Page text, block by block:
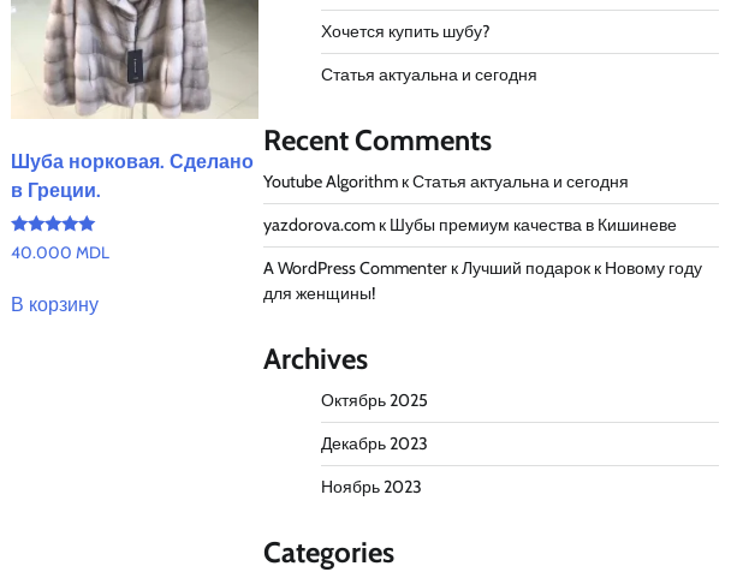
Шуба норковая. Сделано
в Греции.
Оценка
5.00
40.000 MDL
В корзину
Хочется купить шубу?
Статья актуальна и сегодня
Recent Comments
Youtube AlgorithmкСтатья актуальна и сегодня
yazdorova.comк Шубы премиум качества в Кишиневе
A WordPress CommenterкЛучший подарок к Новому году
для женщины!
Archives
Октябрь 2025
Декабрь 2023
Ноябрь 2023
Categories